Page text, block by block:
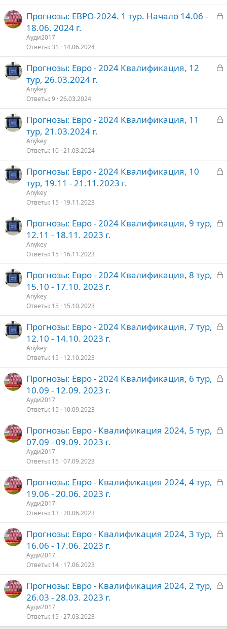
тЗ
т
Прогнозы: ЕВРО-2024. 1 тур. Начало 14.06 -
18.06. 2024 г.
Ауди2017
Ответы 31 14.06.2024
З
т
Прогнозы: Евро - 2024 Квалификация, 12
тур, 26.03.2024 г.
Anykey
Ответы 9 26.03.2024
З
т
Прогнозы: Евро - 2024 Квалификация, 11
тур, 21.03.2024 г.
Anykey
Ответы 10 21.03.2024
З
т
Прогнозы: Евро - 2024 Квалификация, 10
тур, 19.11 - 21.11.2023 г.
Anykey
Ответы 15 19.11.2023
З
т
Прогнозы: Евро - 2024 Квалификация, 9 тур,
12.11 - 18.11. 2023 г.
Anykey
Ответы 15 16.11.2023
З
т
Прогнозы: Евро - 2024 Квалификация, 8 тур,
15.10 - 17.10. 2023 г.
Anykey
Ответы 15 15.10.2023
З
т
Прогнозы: Евро - 2024 Квалификация, 7 тур,
12.10 - 14.10. 2023 г.
Anykey
Ответы 15 12.10.2023
З
т
Прогнозы: Евро - 2024 Квалификация, 6 тур,
10.09 - 12.09. 2023 г.
Ауди2017
Ответы 15 10.09.2023
З
т
Прогнозы: Евро - Квалификация 2024, 5 тур,
07.09 - 09.09. 2023 г.
Ауди2017
Ответы 15 07.09.2023
З
т
Прогнозы: Евро - Квалификация 2024, 4 тур,
19.06 - 20.06. 2023 г.
Ауди2017
Ответы 13 20.06.2023
З
т
Прогнозы: Евро - Квалификация 2024, 3 тур,
16.06 - 17.06. 2023 г.
Ауди2017
Ответы 14 17.06.2023
З
Прогнозы: Евро - Квалификация 2024, 2 тур,
26.03 - 28.03. 2023 г.
Ауди2017
Ответы 15 27.03.2023